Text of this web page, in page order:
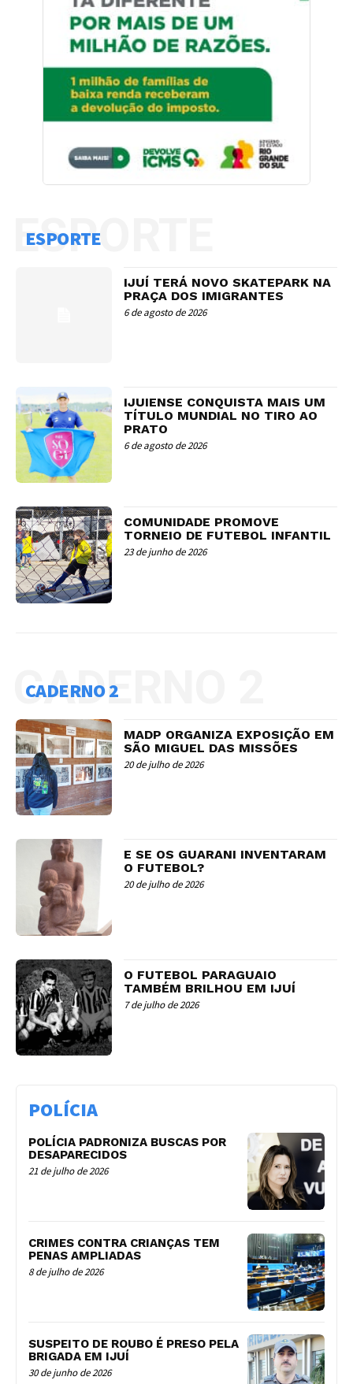
ESPORTE
ESPORTE
IJUÍ TERÁ NOVO SKATEPARK NA
PRAÇA DOS IMIGRANTES
6 de agosto de 2026
IJUIENSE CONQUISTA MAIS UM
TÍTULO MUNDIAL NO TIRO AO
PRATO
6 de agosto de 2026
COMUNIDADE PROMOVE
TORNEIO DE FUTEBOL INFANTIL
23 de junho de 2026
CADERNO 2
CADERNO 2
MADP ORGANIZA EXPOSIÇÃO EM
SÃO MIGUEL DAS MISSÕES
20 de julho de 2026
E SE OS GUARANI INVENTARAM
O FUTEBOL?
20 de julho de 2026
O FUTEBOL PARAGUAIO
TAMBÉM BRILHOU EM IJUÍ
7 de julho de 2026
POLÍCIA
POLÍCIA PADRONIZA BUSCAS POR
DESAPARECIDOS
21 de julho de 2026
CRIMES CONTRA CRIANÇAS TEM
PENAS AMPLIADAS
8 de julho de 2026
SUSPEITO DE ROUBO É PRESO PELA
BRIGADA EM IJUÍ
30 de junho de 2026